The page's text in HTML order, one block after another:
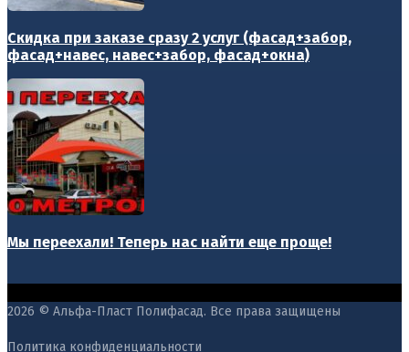
Скидка при заказе сразу 2 услуг (фасад+забор,
фасад+навес, навес+забор, фасад+окна)
Мы переехали! Теперь нас найти еще проще!
2026 © Альфа-Пласт Полифасад. Все права защищены
Политика конфиденциальности